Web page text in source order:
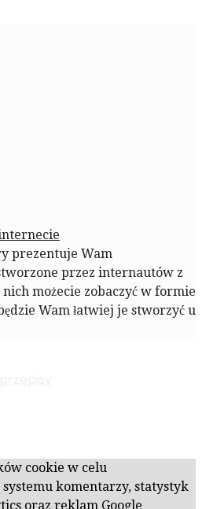
prezentuje Wam
przez internautów z
nich możecie zobaczyć w formie
Wam łatwiej je stworzyć u
cookie w celu
systemu komentarzy, statystyk
oraz reklam Google